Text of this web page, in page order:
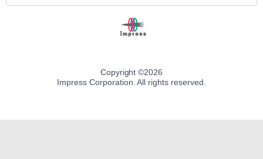
Copyright ©2026
Impress Corporation. All rights reserved.